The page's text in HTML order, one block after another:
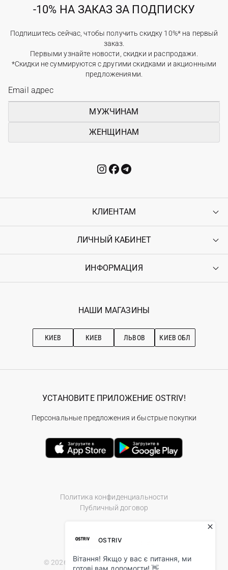
-10% НА ЗАКАЗ ЗА ПОДПИСКУ
Подпишитесь сейчас, чтобы получить скидку 10%* на первый
заказ.
Первыми узнайте новости, скидки и распродажи.
*Скидки не суммируются с другими скидками и акционными
предложениями.
МУЖЧИНАМ
ЖЕНЩИНАМ
КЛИЕНТАМ
Контакты
Возврат
Гарантия
ЛИЧНЫЙ КАБИНЕТ
Войти
Ostriv Club+
ИНФОРМАЦИЯ
Наши магазини
Рекомендации по уходу
НАШИ МАГАЗИНЫ
КИЕВ КИЕВ ЛЬВОВ КИЕВ ОБЛ
Политика конфиденциальности
Публичный договор
© 2026 Ostriv.ua Store. All Rights Reserved.
УСТАНОВИТЕ ПРИЛОЖЕНИЕ OSTRIV!
Персональные предложения и быстрые покупки